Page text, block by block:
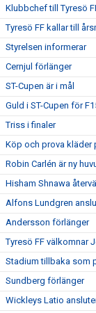
Klubbchef till Tyresö
Tyresö FF kallar till
Styrelsen informerar
Cernjul förlänger
ST-Cupen är i mål
Guld i ST-Cupen för
Triss i finaler
Köp och prova kläder
Robin Carlén är ny
Hisham Shnawa
Alfons Lundgren
Andersson förlänger
Tyresö FF välkomnar
Stadium tillbaka som
Sundberg förlänger
Wickleys Latio